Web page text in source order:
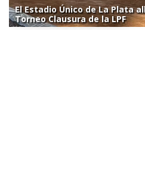
El Estadio Único de La Plata
Torneo Clausura de la LPF